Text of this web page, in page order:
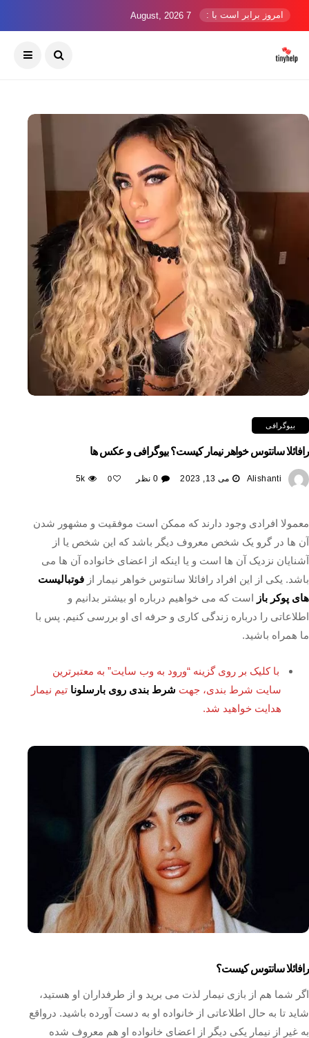
امروز برابر است با : 7 August, 2026
بیوگرافی
رافائلا سانتوس خواهر نیمار کیست؟ بیوگرافی و عکس ها
Alishanti می 13, 2023 0 نظر 0
5k
معمولا افرادی وجود دارند که ممکن است موفقیت و مشهور شدن
آن ها در گرو یک شخص معروف دیگر باشد که این شخص یا از
آشنایان نزدیک آن ها است و یا اینکه از اعضای خانواده آن ها می
باشد. یکی از این افراد رافائلا سانتوس خواهر نیمار از فوتبالیست
های پوکر باز است که می خواهیم درباره او بیشتر بدانیم و
اطلاعاتی را درباره زندگی کاری و حرفه ای او بررسی کنیم. پس با
ما همراه باشید.
با کلیک بر روی گزینه “ورود به وب سایت” به معتبرترین
سایت شرط بندی، جهت شرط بندی روی بارسلونا تیم نیمار
هدایت خواهید شد.
رافائلا سانتوس کیست؟
اگر شما هم از بازی نیمار لذت می برید و از طرفداران او هستید،
شاید تا به حال اطلاعاتی از خانواده او به دست آورده باشید. درواقع
به غیر از نیمار یکی دیگر از اعضای خانواده او هم معروف شده